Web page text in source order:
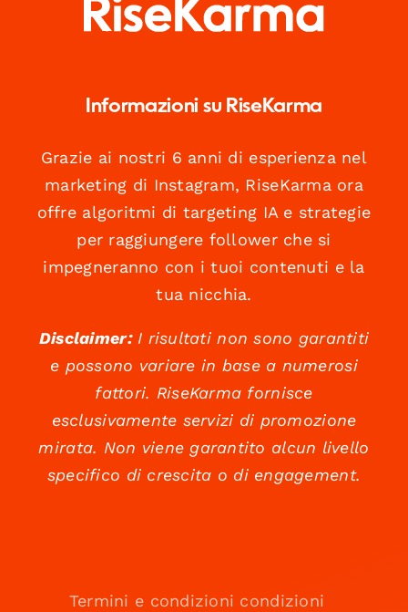
Informazioni su RiseKarma
Grazie ai nostri 6 anni di esperienza nel
marketing di Instagram, RiseKarma ora
offre algoritmi di targeting IA e strategie
per raggiungere follower che si
impegneranno con i tuoi contenuti e la
tua nicchia.
Disclaimer:I risultati non sono garantiti
e possono variare in base a numerosi
fattori. RiseKarma fornisce
esclusivamente servizi di promozione
mirata. Non viene garantito alcun livello
specifico di crescita o di engagement.
Termini e condizioni condizioni